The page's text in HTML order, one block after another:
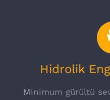
Hidrolik
Minimum gürültü